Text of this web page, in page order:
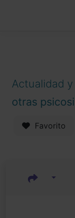
Actualidad
otras
Favorito